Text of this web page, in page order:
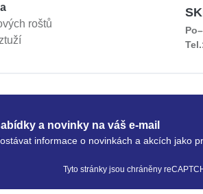
roštů
a novinky na váš e-mail
informace o novinkách a akcích jako
Tyto stránky jsou chráněny